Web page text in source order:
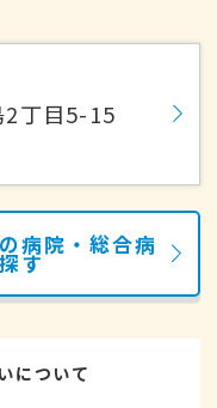
2丁目5-15
病院・総合病
す
について